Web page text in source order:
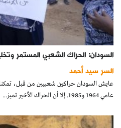
السودان: الحراك الشعبي المستمر
السر سيد أحمد
عايش السودان حراكين شعبيين من قبل،
عامي 1964 و1985. إلا أن الحراك الأخير تميز...